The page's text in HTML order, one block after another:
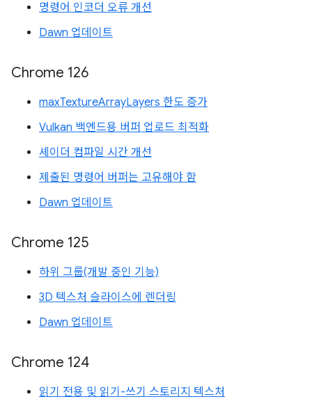
명령어 인코더 오류 개선
Dawn 업데이트
Chrome 126
maxTextureArrayLayers 한도 증가
Vulkan 백엔드용 버퍼 업로드 최적화
셰이더 컴파일 시간 개선
제출된 명령어 버퍼는 고유해야 함
Dawn 업데이트
Chrome 125
하위 그룹(개발 중인 기능)
3D 텍스처 슬라이스에 렌더링
Dawn 업데이트
Chrome 124
읽기 전용 및 읽기-쓰기 스토리지 텍스처